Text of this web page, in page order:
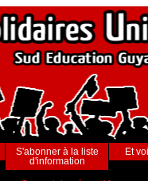
S'abonner à la liste
d'information
Et